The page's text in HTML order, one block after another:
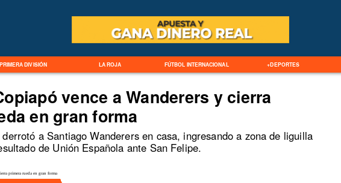
PRIMERA DIVISIÓN LA ROJA FÚTBOL INTERNACIONAL +DEPORTES
vence a Wanderers y cierra
en gran forma
a Santiago Wanderers en casa, ingresando a zona de liguilla
de Unión Española ante San Felipe.